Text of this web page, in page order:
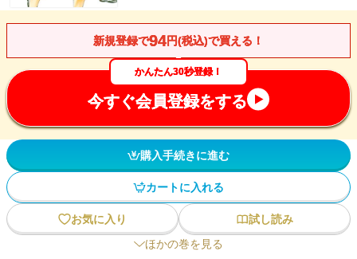
新規登録で94円(税込)で買える！
かんたん30秒登録！
今すぐ会員登録をする
購入手続きに進む
カートに入れる
お気に入り
試し読み
ほかの巻を見る